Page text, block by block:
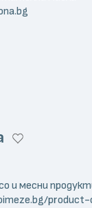
и месни
product-